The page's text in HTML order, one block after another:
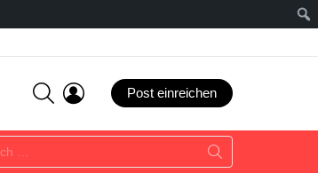
SEARCHLOGIN
Post einreichen